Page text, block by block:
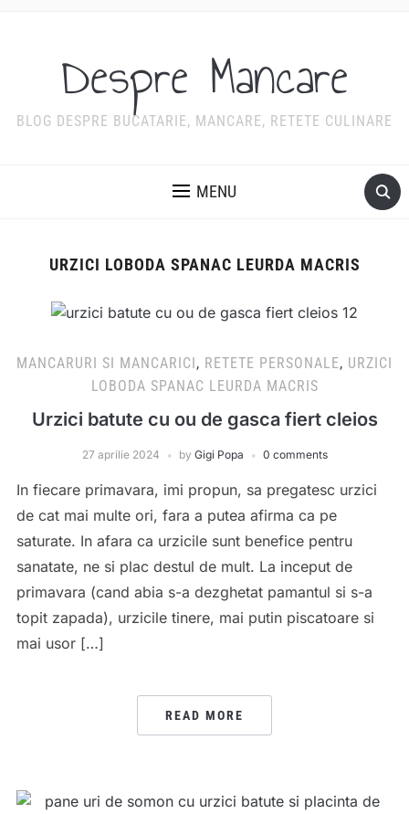
Despre Mancare
BLOG DESPRE BUCATARIE, MANCARE, RETETE CULINARE
MENU
URZICI LOBODA SPANAC LEURDA MACRIS
MANCARURI SI MANCARICI, RETETE PERSONALE, URZICI
LOBODA SPANAC LEURDA MACRIS
Urzici batute cu ou de gasca fiert cleios
27 aprilie 2024 by Gigi Popa 0 comments
In fiecare primavara, imi propun, sa pregatesc urzici
de cat mai multe ori, fara a putea afirma ca pe
saturate. In afara ca urzicile sunt benefice pentru
sanatate, ne si plac destul de mult. La inceput de
primavara (cand abia s-a dezghetat pamantul si s-a
topit zapada), urzicile tinere, mai putin piscatoare si
mai usor […]
READ MORE